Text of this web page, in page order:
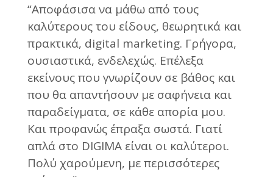
“Αποφάσισα να μάθω από τους
καλύτερους του είδους, θεωρητικά και
πρακτικά, digital marketing. Γρήγορα,
ουσιαστικά, ενδελεχώς. Eπέλεξα
εκείνους που γνωρίζουν σε βάθος και
που θα απαντήσουν με σαφήνεια και
παραδείγματα, σε κάθε απορία μου.
Και προφανώς έπραξα σωστά. Γιατί
απλά στο DIGIMA είναι οι καλύτεροι.
Πολύ χαρούμενη, με περισσότερες